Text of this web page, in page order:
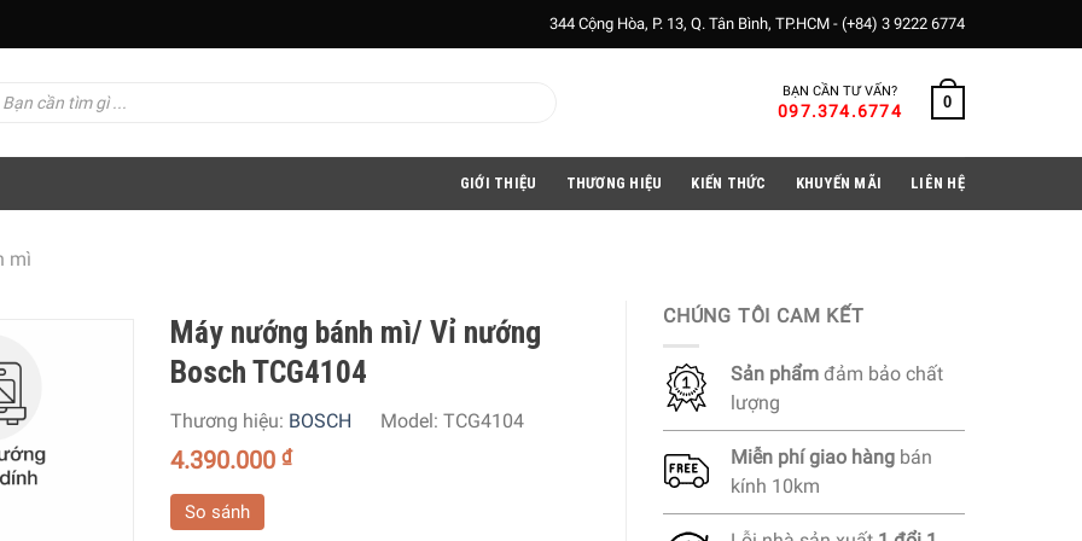
344 Cộng Hòa, P. 13, Q. Tân Bình, TP.HCM - (+84) 3 9222 6774
BẠN CẦN TƯ VẤN?
097.374.6774 0
GIỚI THIỆU THƯƠNG HIỆU KIẾN THỨC KHUYẾN MÃI LIÊN HỆ
mì
Máy nướng bánh mì/ Vỉ nướng
Bosch TCG4104
Thương hiệu: BOSCH Model: TCG4104
4.390.000 ₫
So sánh
CHÚNG TÔI CAM KẾT
Sản phẩm đảm bảo chất
lượng
Miễn phígiao hàng bán
kính 10km